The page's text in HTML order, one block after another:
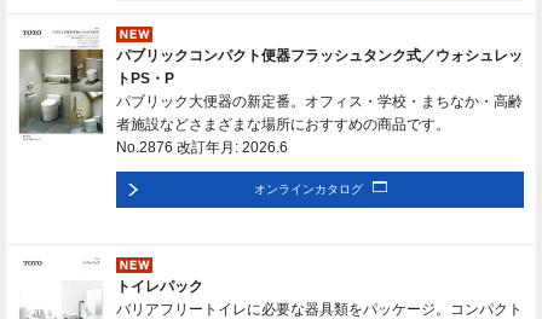
パブリックコンパクト便器フラッシュタンク式／ウォシュレッ
トPS・P
パブリック大便器の新定番。オフィス・学校・まちなか・高齢
者施設などさまざまな場所におすすめの商品です。
No.2876 改訂年月: 2026.6
オンラインカタログ
トイレパック
バリアフリートイレに必要な器具類をパッケージ。コンパクト